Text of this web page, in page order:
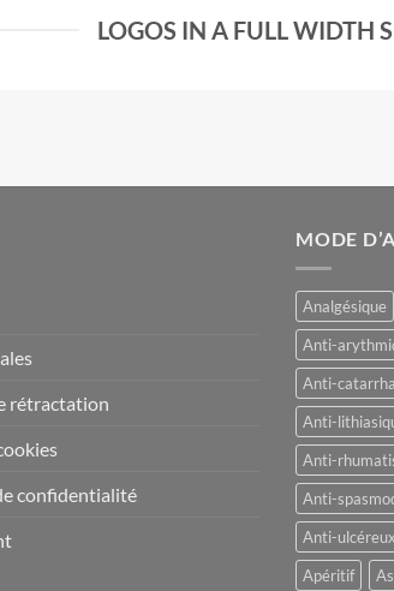
LOGOS IN A FULL WIDTH
rétractation
confidentialité
MODE
Analgésique
Anti-
Anti-
Anti-
Anti-
Anti-
Anti-ulcéreux
Apéritif